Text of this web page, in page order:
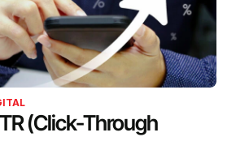
(Click-Through